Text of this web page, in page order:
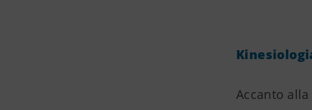
Accanto